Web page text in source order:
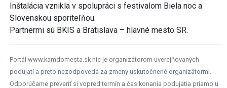
Inštalácia vznikla v spolupráci s festivalom Biela noc a
Slovenskou sporiteľňou.
Partnermi sú BKIS a Bratislava – hlavné mesto SR.
Portál www.kamdomesta.sk nie je organizátorom uverejňovaných
podujatí a preto nezodpovedá za zmeny uskutočnené organizátormi.
Odporúčame preveriť si vopred termín a čas konania podujatia priamo u